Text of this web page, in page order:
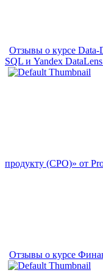
Отзывы о курсе Data-
SQL и Yandex
продукту (CPO)» от
Отзывы о курсе